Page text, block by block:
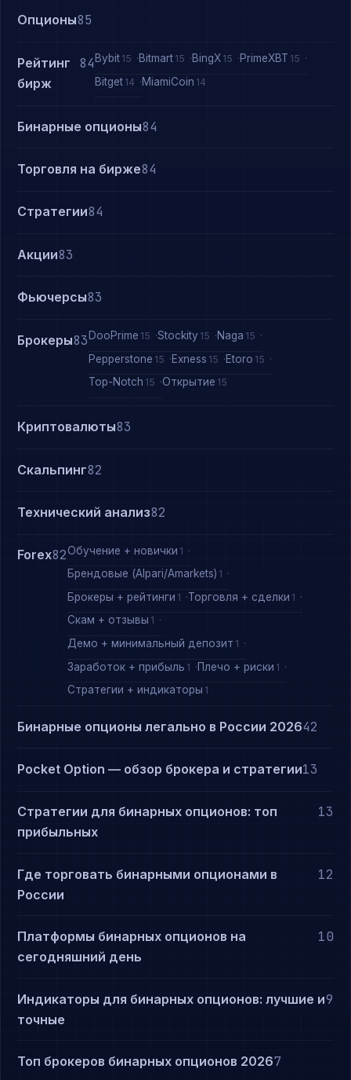
Опционы85
Рейтинг
бирж
84 Bybit 15 Bitmart 15 BingX 15 PrimeXBT 15
Bitget 14 MiamiCoin 14
Бинарные опционы84
Торговля на бирже84
Стратегии84
Акции83
Фьючерсы83
Брокеры83 DooPrime 15 Stockity 15 Naga 15
Pepperstone 15 Exness 15 Etoro 15
Top-Notch 15 Открытие 15
Криптовалюты83
Скальпинг82
Технический анализ82
Forex82Обучение + новички 1
Брендовые (Alpari/Amarkets) 1
Брокеры + рейтинги 1 Торговля + сделки 1
Скам + отзывы 1
Демо + минимальный депозит 1
Заработок + прибыль 1 Плечо + риски 1
Стратегии + индикаторы 1
Бинарные опционы легально в России 202642
Pocket Option — обзор брокера и стратегии13
Стратегии для бинарных опционов: топ
прибыльных
13
Где торговать бинарными опционами в
России
12
Платформы бинарных опционов на
сегодняшний день
10
Индикаторы для бинарных опционов: лучшие и
точные
9
Топ брокеров бинарных опционов 20267